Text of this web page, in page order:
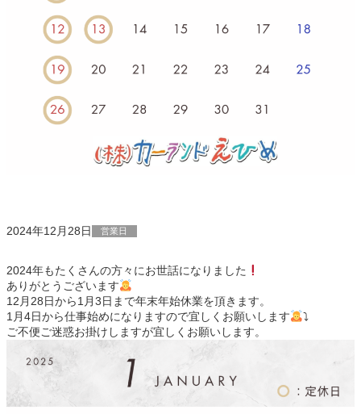
2024年12月28日 営業日
2024年もたくさんの方々にお世話になりました
ありがとうございます
12月28日から1月3日まで年末年始休業を頂きます。
1月4日から仕事始めになりますので宜しくお願いします
⤵
ご不便ご迷惑お掛けしますが宜しくお願いします。